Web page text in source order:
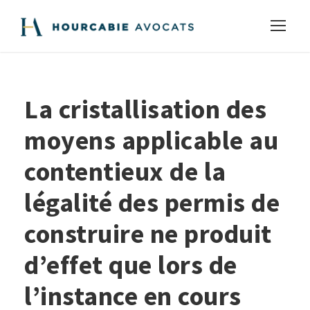
La cristallisation des
moyens applicable au
contentieux de la
légalité des permis de
construire ne produit
d’effet que lors de
l’instance en cours